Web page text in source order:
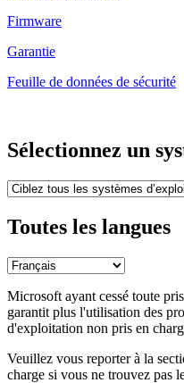
Firmware
Garantie
Feuille de données de sécurité
Sélectionnez un
Toutes les langues
Microsoft ayant cessé toute
garantit plus l'utilisation des
d'exploitation non pris en
Veuillez vous reporter à la
charge si vous ne trouvez pas